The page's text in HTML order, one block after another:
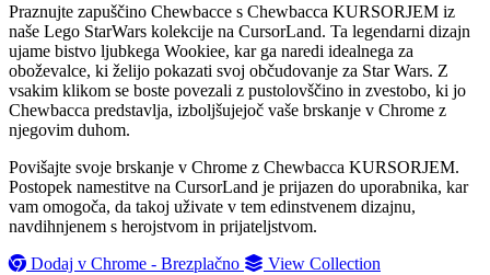
Praznujte zapuščino Chewbacce s Chewbacca KURSORJEM iz
naše Lego StarWars kolekcije na CursorLand. Ta legendarni dizajn
ujame bistvo ljubkega Wookiee, kar ga naredi idealnega za
oboževalce, ki želijo pokazati svoj občudovanje za Star Wars. Z
vsakim klikom se boste povezali z pustolovščino in zvestobo, ki jo
Chewbacca predstavlja, izboljšujejoč vaše brskanje v Chrome z
njegovim duhom.
Povišajte svoje brskanje v Chrome z Chewbacca KURSORJEM.
Postopek namestitve na CursorLand je prijazen do uporabnika, kar
vam omogoča, da takoj uživate v tem edinstvenem dizajnu,
navdihnjenem s herojstvom in prijateljstvom.
Dodaj v Chrome - Brezplačno
View Collection